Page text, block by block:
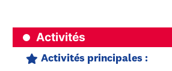
Activités
Activités principales :